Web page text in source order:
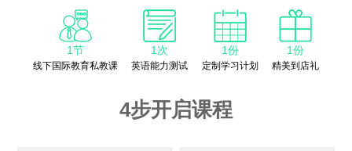
1节
线下国际教育私教课
1次
英语能力测试
1份
定制学习计划
1份
精美到店礼
4步开启课程